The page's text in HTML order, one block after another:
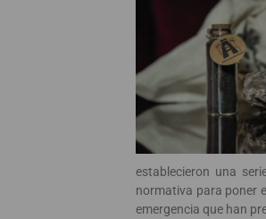
establecieron una
normativa para poner
emergencia que han